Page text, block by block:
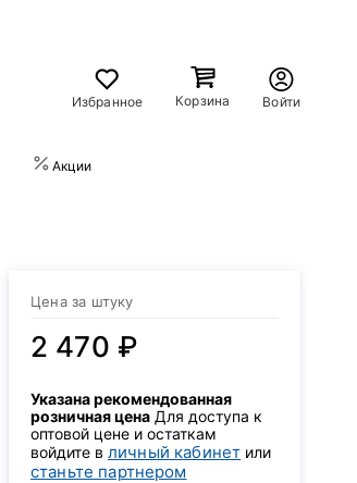
Избранное
Корзина Войти
Акции
Цена за штуку
2 470 ₽
Указана рекомендованная
розничная цена Для доступа к
оптовой цене и остаткам
войдите в личный кабинет или
станьте партнером